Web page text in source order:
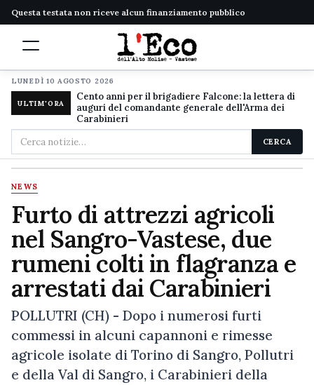
Questa testata non riceve alcun finanziamento pubblico
LUNEDÌ 10 AGOSTO 2026
ULTIM'ORA
Cento anni per il brigadiere Falcone: la lettera di
auguri del comandante generale dell'Arma dei
Carabinieri
Cerca
nel
sito
CERCA
NEWS
Furto di attrezzi agricoli
nel Sangro-Vastese, due
rumeni colti in flagranza e
arrestati dai Carabinieri
POLLUTRI (CH) - Dopo i numerosi furti
commessi in alcuni capannoni e rimesse
agricole isolate di Torino di Sangro, Pollutri
e della Val di Sangro, i Carabinieri della